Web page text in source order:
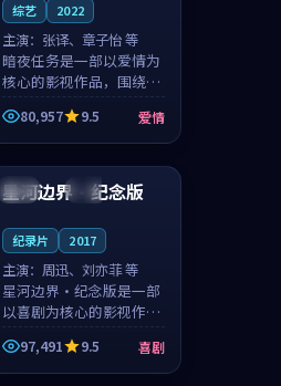
综艺 2022
主演： 张译、章子怡 等
暗夜任务是一部以爱情为
核心的影视作品，围绕危
机、反转与人物成长展
开，整体节奏紧凑，值得
推荐观看。
80,957 9.5 爱情
中国 院线
99:32
星河边界·纪念版
纪录片 2017
主演： 周迅、刘亦菲 等
星河边界·纪念版是一部
以喜剧为核心的影视作
品，围绕危机、反转与人
物成长展开，整体节奏紧
凑，值得推荐观看。
97,491 9.5 喜剧